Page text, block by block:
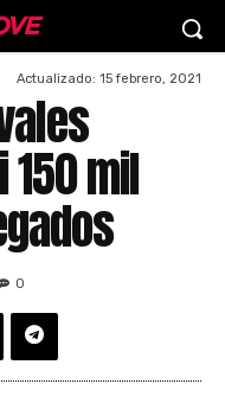
Actualizado: 15 febrero, 2021
150 mil
0